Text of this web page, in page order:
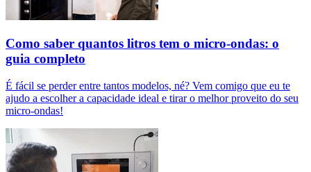
Como saber quantos litros tem o micro-ondas: o
guia completo
É fácil se perder entre tantos modelos, né? Vem comigo que eu te
ajudo a escolher a capacidade ideal e tirar o melhor proveito do seu
micro-ondas!